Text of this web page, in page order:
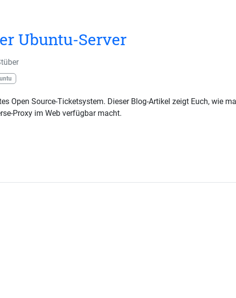
Ubuntu-Server
Open Source-Ticketsystem. Dieser Blog-Artikel zeigt Euch, wie
Proxy im Web verfügbar macht.